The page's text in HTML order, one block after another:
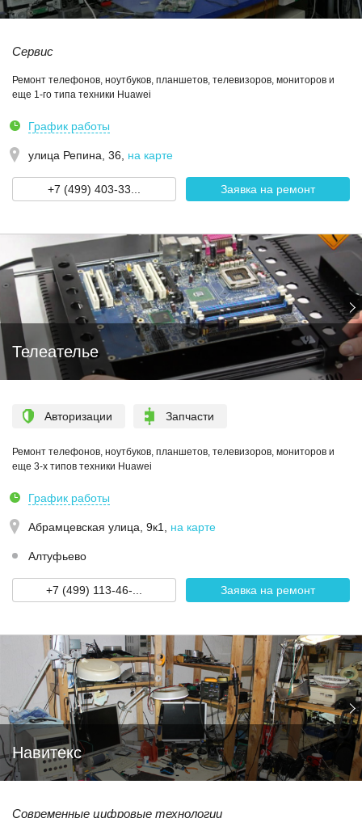
Сервис
Ремонт телефонов, ноутбуков, планшетов, телевизоров, мониторов и
еще 1-го типа техники Huawei
График работы
улица Репина, 36 на карте
+7 (499) 403-33... Заявка на ремонт
Телеателье
Авторизации Запчасти
Ремонт телефонов, ноутбуков, планшетов, телевизоров, мониторов и
еще 3-х типов техники Huawei
График работы
Абрамцевская улица, 9к1 на карте
Алтуфьево
+7 (499) 113-46-... Заявка на ремонт
Навитекс
Современные цифровые технологии